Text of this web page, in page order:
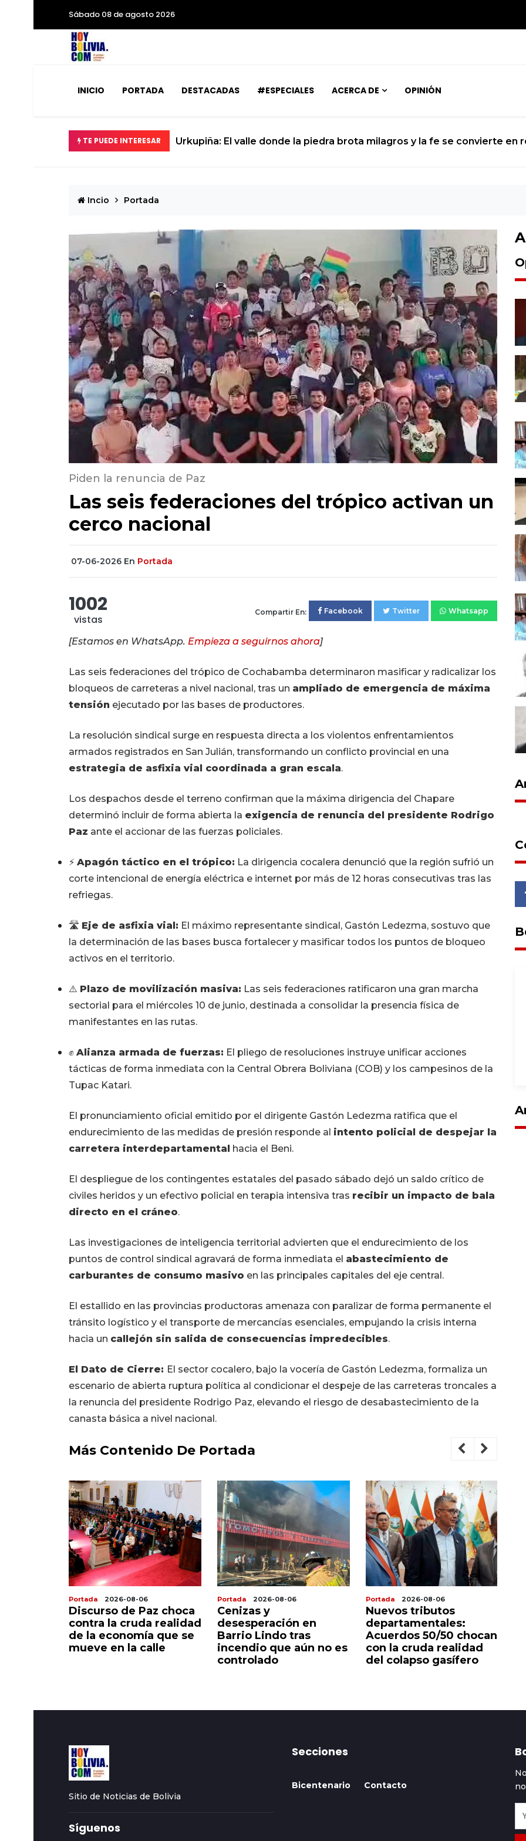
Sábado 08 de agosto 2026
INICIO PORTADA DESTACADAS #ESPECIALES ACERCA DE OPINIÓN
TE PUEDE INTERESAR La ciencia se prepara para el histórico sobrevuelo del Dios
Incio Portada
Piden la renuncia de Paz
Las seis federaciones del trópico activan un
cerco nacional
07-06-2026 En Portada
1002
vistas
Compartir En: Facebook Twitter Whatsapp
[Estamos en WhatsApp. Empieza a seguirnos ahora]
Las seis federaciones del trópico de Cochabamba determinaron masificar y radicalizar los
bloqueos de carreteras a nivel nacional, tras un ampliado de emergencia de máxima
tensión ejecutado por las bases de productores.
La resolución sindical surge en respuesta directa a los violentos enfrentamientos
armados registrados en San Julián, transformando un conflicto provincial en una
estrategia de asfixia vial coordinada a gran escala.
Los despachos desde el terreno confirman que la máxima dirigencia del Chapare
determinó incluir de forma abierta la exigencia de renuncia del presidente Rodrigo
Paz ante el accionar de las fuerzas policiales.
⚡ Apagón táctico en el trópico: La dirigencia cocalera denunció que la región sufrió un
corte intencional de energía eléctrica e internet por más de 12 horas consecutivas tras las
refriegas.
🛣️ Eje de asfixia vial: El máximo representante sindical, Gastón Ledezma, sostuvo que
la determinación de las bases busca fortalecer y masificar todos los puntos de bloqueo
activos en el territorio.
⚠️ Plazo de movilización masiva: Las seis federaciones ratificaron una gran marcha
sectorial para el miércoles 10 de junio, destinada a consolidar la presencia física de
manifestantes en las rutas.
✊ Alianza armada de fuerzas: El pliego de resoluciones instruye unificar acciones
tácticas de forma inmediata con la Central Obrera Boliviana (COB) y los campesinos de la
Tupac Katari.
El pronunciamiento oficial emitido por el dirigente Gastón Ledezma ratifica que el
endurecimiento de las medidas de presión responde al intento policial de despejar la
carretera interdepartamental hacia el Beni.
El despliegue de los contingentes estatales del pasado sábado dejó un saldo crítico de
civiles heridos y un efectivo policial en terapia intensiva tras recibir un impacto de bala
directo en el cráneo.
Las investigaciones de inteligencia territorial advierten que el endurecimiento de los
puntos de control sindical agravará de forma inmediata el abastecimiento de
carburantes de consumo masivo en las principales capitales del eje central.
El estallido en las provincias productoras amenaza con paralizar de forma permanente el
tránsito logístico y el transporte de mercancías esenciales, empujando la crisis interna
hacia un callejón sin salida de consecuencias impredecibles.
El Dato de Cierre: El sector cocalero, bajo la vocería de Gastón Ledezma, formaliza un
escenario de abierta ruptura política al condicionar el despeje de las carreteras troncales a
la renuncia del presidente Rodrigo Paz, elevando el riesgo de desabastecimiento de la
canasta básica a nivel nacional.
Más Contenido De Portada
Portada 2026-08-06
Discurso de Paz choca
contra la cruda realidad
de la economía que se
mueve en la calle
Portada 2026-08-06
Cenizas y
desesperación en
Barrio Lindo tras
incendio que aún no es
controlado
Portada 2026-08-06
Nuevos tributos
departamentales:
Acuerdos 50/50 chocan
con la cruda realidad
del colapso gasífero
Sitio de Noticias de Bolivia
Síguenos
Secciones
Bicentenario Contacto